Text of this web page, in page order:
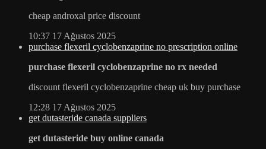
cheap androxal price discount
10:37 17 Ağustos 2025
purchase flexeril cyclobenzaprine no prescription online
purchase flexeril cyclobenzaprine no rx needed
discount flexeril cyclobenzaprine cheap uk buy purchase
12:28 17 Ağustos 2025
get dutasteride canada suppliers
get dutasteride buy online canada